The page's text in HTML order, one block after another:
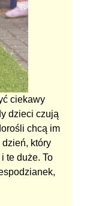
ciekawy
dzieci czują
chcą im
który
te duże. To